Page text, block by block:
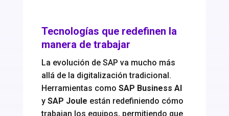
Tecnologías que redefinen la
manera de trabajar
La evolución de SAP va mucho más
allá de la digitalización tradicional.
Herramientas como SAP Business AI
y SAP Joule están redefiniendo cómo
trabajan los equipos, permitiendo que